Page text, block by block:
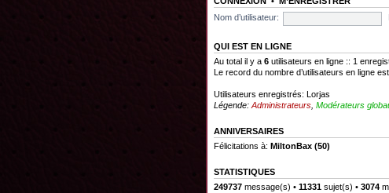
Nom d’utilisateur:
QUI EST EN LIGNE
Au total il y a 6 utilisateurs en ligne :: 1
Le record du nombre d’utilisateurs en ligne
Utilisateurs enregistrés: Lorjas
Légende: Administrateurs Modérateurs
ANNIVERSAIRES
Félicitations à: MiltonBax (50)
STATISTIQUES
249737 message(s) • 11331 sujet(s) • 3074